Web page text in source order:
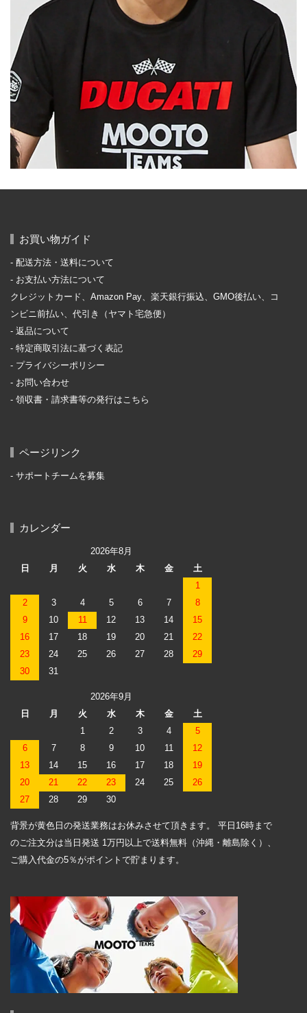
お買い物ガイド
配送方法・送料について
お支払い方法について
クレジットカード、Amazon Pay、楽天銀行振込、GMO後払い、コ
ンビニ前払い、代引き（ヤマト宅急便）
返品について
特定商取引法に基づく表記
プライバシーポリシー
お問い合わせ
領収書・請求書等の発行はこちら
ページリンク
サポートチームを募集
カレンダー
2026年8月
日
月 火 水 木 金
土
1
2
3 4 5 6 7
8
9
10 11 12 13 14
15
16
17 18 19 20 21
22
23
24 25 26 27 28
29
30
31
2026年9月
日
月 火 水 木 金
土
1
2 3 4
5
6
7 8 9 10 11
12
13
14 15 16 17 18
19
20
21 22 23 24 25
26
27
28 29 30
背景が黄色日の発送業務はお休みさせて頂きます。 平日16時まで
のご注文分は当日発送 1万円以上で送料無料（沖縄・離島除く）、
ご購入代金の5％がポイントで貯まります。